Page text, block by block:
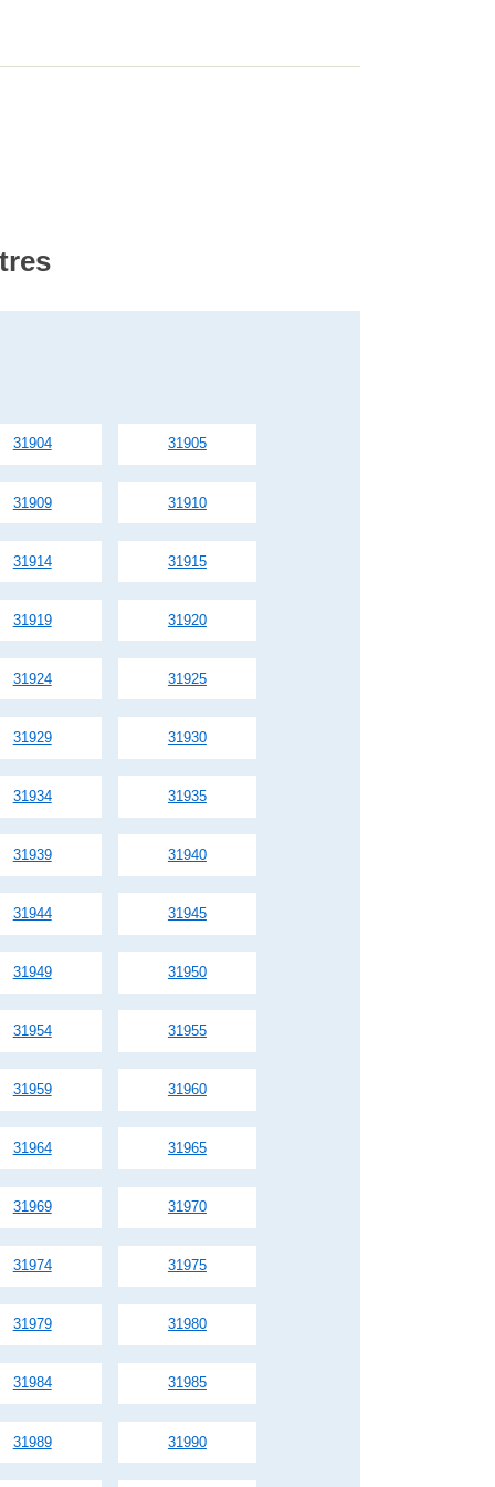
31904 31905
31909 31910
31914 31915
31919 31920
31924 31925
31929 31930
31934 31935
31939 31940
31944 31945
31949 31950
31954 31955
31959 31960
31964 31965
31969 31970
31974 31975
31979 31980
31984 31985
31989 31990